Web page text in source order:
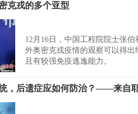
克戎的多个亚型
12月16日，中国工程院院士张
外奥密克戎疫情的观察可以得出
且有较强免疫逃逸能力。
，后遗症应如何防治？——来自